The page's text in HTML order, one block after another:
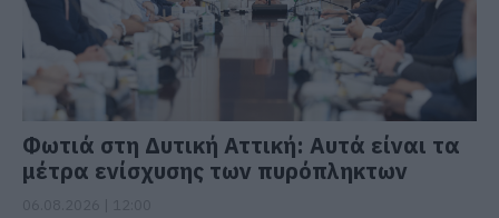
Φωτιά στη Δυτική Αττική: Αυτά είναι τα
μέτρα ενίσχυσης των πυρόπληκτων